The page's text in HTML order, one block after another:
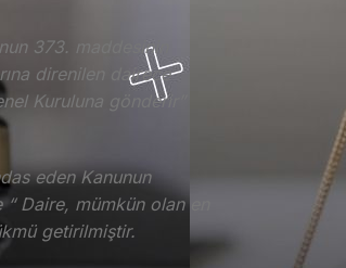
373. maddesinin
direnilen dairece
Kuruluna gönderir”
eden Kanunun
Daire, mümkün olan en
getirilmiştir.